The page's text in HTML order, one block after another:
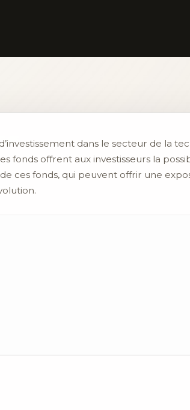
dans le secteur de la
fonds offrent aux investisseurs la
ces fonds, qui peuvent offrir une